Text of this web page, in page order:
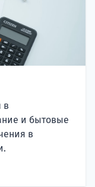
в
и бытовые
в